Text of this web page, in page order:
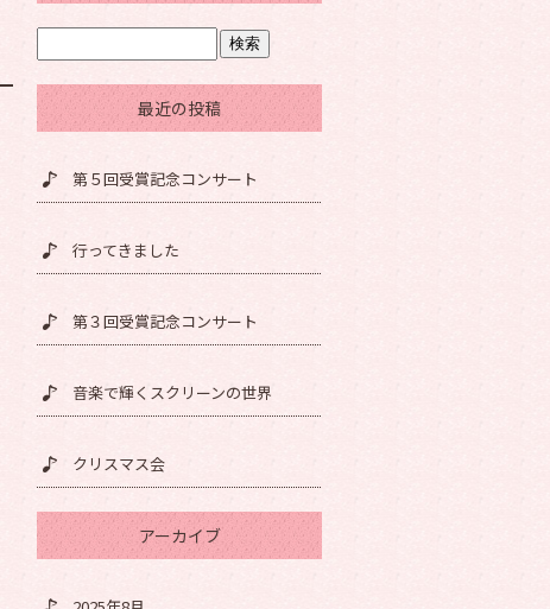
最近の投稿
第５回受賞記念コンサート
行ってきました
第３回受賞記念コンサート
音楽で輝くスクリーンの世界
クリスマス会
アーカイブ